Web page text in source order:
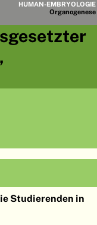
HUMAN-EMBRYOLOGIE
Organogenese
Modul
Studierenden in